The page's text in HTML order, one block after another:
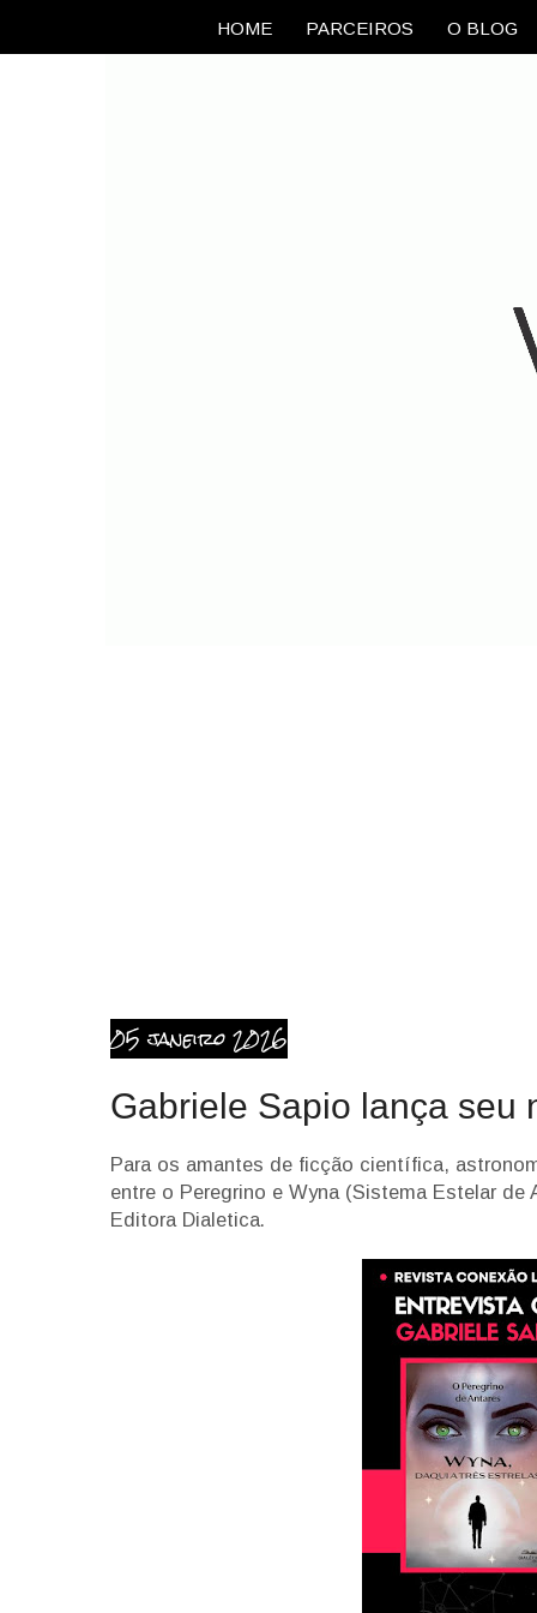
HOME PARCEIROS O BLOG
05 janeiro 2026
Gabriele Sapio lança seu
Para os amantes de ficção científica,
entre o Peregrino e Wyna (Sistema Estelar
Editora Dialetica.